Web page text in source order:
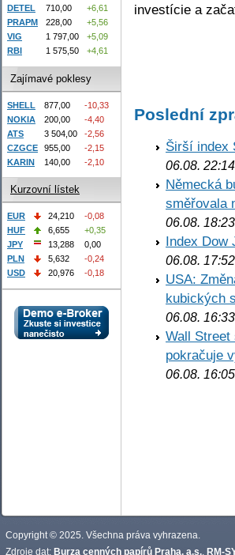
investície a
Poslední
Širší index
06.08. 22:14
Německá
směřovala
06.08. 18:23
Index Dow
06.08. 17:52
USA:
kubických
06.08. 16:33
Wall
pokračuje
06.08. 16:05
DETEL
710,00
+6,61
PRAPM
228,00
+5,56
VIG
1 797,00
+5,09
RBI
1 575,50 +4,61
Zajímavé poklesy
SHELL 877,00
-10,33
NOKIA
200,00
-4,40
ATS
3 504,00
-2,56
CZGCE
955,00
-2,15
KARIN
140,00 -2,10
Kurzovní lístek
EUR 24,210
-0,08
HUF
6,655
+0,35
JPY
13,288
0,00
PLN
5,632
-0,24
USD
20,976 -0,18
Copyright © 2025. Všechna práva vyhrazena.
Zdroje dat: Burza cenných papírů Praha, a.s. RM-